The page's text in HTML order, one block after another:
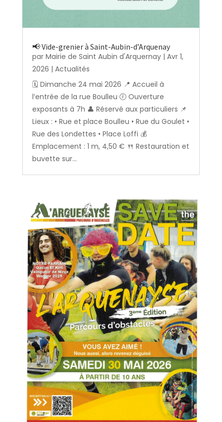
📢 Vide-grenier à Saint-Aubin-d’Arquenay
par Mairie de Saint Aubin d'Arquernay| Avr 1,
2026 | Actualités
🗓️ Dimanche 24 mai 2026 📍 Accueil à
l’entrée de la rue Boulleu 🕖 Ouverture
exposants à 7h 👤 Réservé aux particuliers 📌
Lieux : • Rue et place Boulleu • Rue du Goulet •
Rue des Londettes • Place Loffi 💰
Emplacement : 1 m, 4,50 € 🍴 Restauration et
buvette sur...